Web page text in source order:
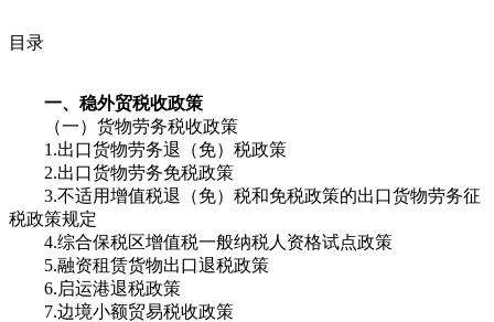
目录
一、稳外贸税收政策
（一）货物劳务税收政策
1.出口货物劳务退（免）税政策
2.出口货物劳务免税政策
3.不适用增值税退（免）税和免税政策的出口货物劳务征
税政策规定
4.综合保税区增值税一般纳税人资格试点政策
5.融资租赁货物出口退税政策
6.启运港退税政策
7.边境小额贸易税收政策